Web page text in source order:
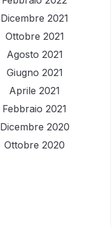
Dicembre 2021
Ottobre 2021
Agosto 2021
Giugno 2021
Aprile 2021
Febbraio 2021
Dicembre 2020
Ottobre 2020